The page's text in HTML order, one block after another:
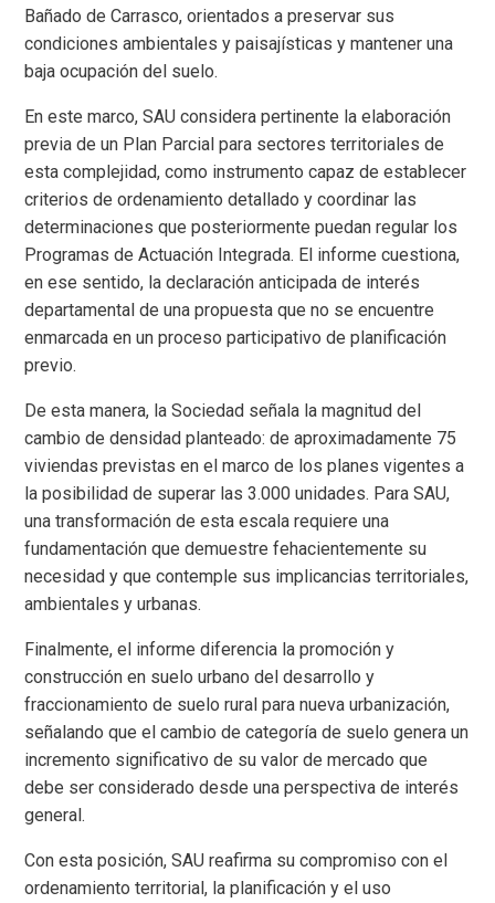
Bañado de Carrasco, orientados a preservar sus
condiciones ambientales y paisajísticas y mantener una
baja ocupación del suelo.
En este marco, SAU considera pertinente la elaboración
previa de un Plan Parcial para sectores territoriales de
esta complejidad, como instrumento capaz de establecer
criterios de ordenamiento detallado y coordinar las
determinaciones que posteriormente puedan regular los
Programas de Actuación Integrada. El informe cuestiona,
en ese sentido, la declaración anticipada de interés
departamental de una propuesta que no se encuentre
enmarcada en un proceso participativo de planificación
previo.
De esta manera, la Sociedad señala la magnitud del
cambio de densidad planteado: de aproximadamente 75
viviendas previstas en el marco de los planes vigentes a
la posibilidad de superar las 3.000 unidades. Para SAU,
una transformación de esta escala requiere una
fundamentación que demuestre fehacientemente su
necesidad y que contemple sus implicancias territoriales,
ambientales y urbanas.
Finalmente, el informe diferencia la promoción y
construcción en suelo urbano del desarrollo y
fraccionamiento de suelo rural para nueva urbanización,
señalando que el cambio de categoría de suelo genera un
incremento significativo de su valor de mercado que
debe ser considerado desde una perspectiva de interés
general.
Con esta posición, SAU reafirma su compromiso con el
ordenamiento territorial, la planificación y el uso